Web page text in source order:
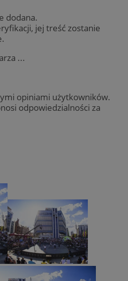
dodana.
jej treść zostanie
...
opiniami użytkowników.
odpowiedzialności za